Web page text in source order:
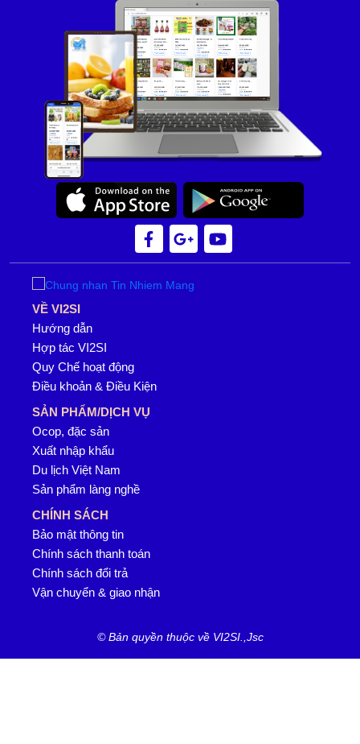
VỀ VI2SI
Hướng dẫn
Hợp tác VI2SI
Quy Chế hoạt động
Điều khoản & Điều Kiện
SẢN PHẨM/DỊCH VỤ
Ocop, đặc sản
Xuất nhập khẩu
Du lịch Việt Nam
Sản phẩm làng nghề
CHÍNH SÁCH
Bảo mật thông tin
Chính sách thanh toán
Chính sách đổi trả
Vận chuyển & giao nhận
© Bản quyền thuộc về VI2SI.,Jsc